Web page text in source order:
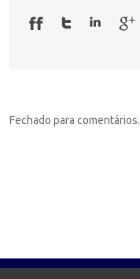
Fechado para comentários.